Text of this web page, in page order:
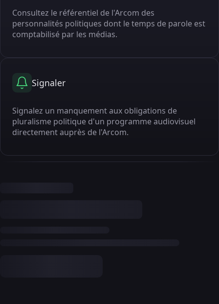
Consultez le référentiel de l'Arcom des
personnalités politiques dont le temps de parole est
comptabilisé par les médias.
Signaler
Signalez un manquement aux obligations de
pluralisme politique d'un programme audiovisuel
directement auprès de l'Arcom.